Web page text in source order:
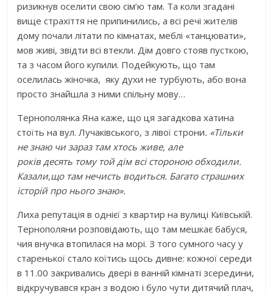
ризикнув оселити свою сім’ю там. Та коли згадані
вище страхіття не припинились, а всі речі жителів
дому почали літати по кімнатах, меблі «танцювати»,
мов живі, звідти всі втекли. Дім довго стояв пусткою,
та з часом його купили. Подейкують, що там
оселилась жіночка, яку духи не турбують, або вона
просто знайшла з ними спільну мову…
Тернополянка Яна каже, що ця загадкова хатина
стоїть на вул. Лучаківського, з лівої строни. «Тільки
не знаю чи зараз там хтось живе, але
роківдесять тому той дім всі стороною обходили.
Казали,що там нечисть водиться. Багато страшних
історій про нього знаю».
Лиха репутація в однієї з квартир на вулиці Київській.
Тернополяни розповідають, що там мешкає бабуся,
чия внучка втопилася на морі. З того сумного часу у
старенької стало коїтись щось дивне: кожної середи
в 11.00 закривались двері в ванній кімнаті зсередини,
відкручувався кран з водою і було чути дитячий плач,